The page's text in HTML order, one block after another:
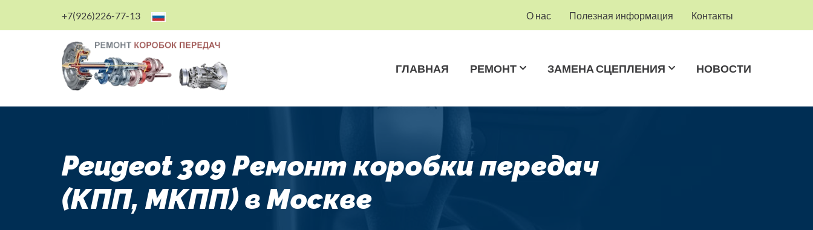
ГЛАВНАЯ РЕМОНТ ЗАМЕНА СЦЕПЛЕНИЯ НОВОСТИ
+7(926)226-77-13 О нас Полезная информация Контакты
Peugeot 309 Ремонт коробки передач
(КПП, МКПП) в Москве